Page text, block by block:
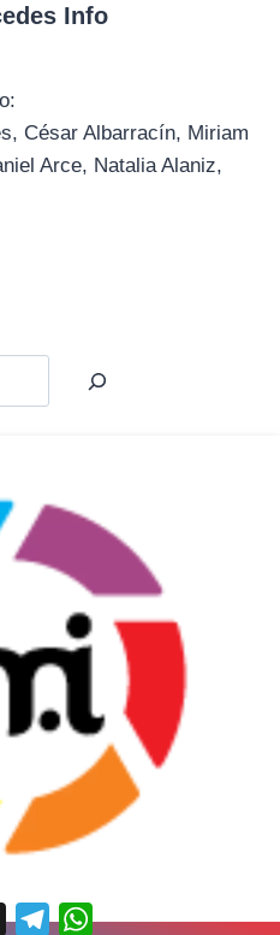
Info
César Albarracín, Miriam
Arce, Natalia Alaniz,
X Telegram